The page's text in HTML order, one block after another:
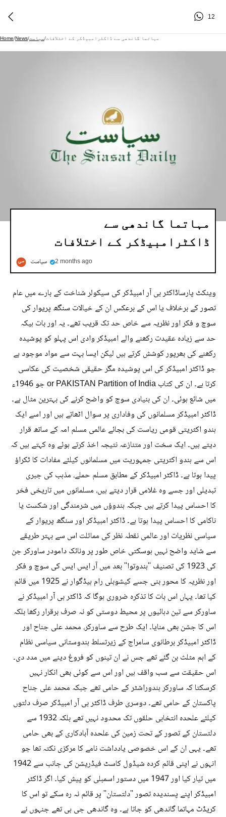
12
Home/News/سیاست/مہاتما گاندھی سے ڈاکٹرامبیڈکر کے اختلافات
مہاتما گاندھی سے
ڈاکٹرامبیڈکر کے اختلافات
سیاست 2 months ago
وینکٹ پارساڈاکٹر بی آر امبیڈکر کی سیکولر شناخت کے بارے میں عام
تصور کے برخلاف یا اس کے برعکس ان کے خیالات سنگھ پریوار کی
سوچ و فکر اور نظریہ سے خاص حد تک قریب تھے۔ یہ اور بات ہیکہ
حد سے زیادہ عقیدت رکھنے والے امبیڈکر وادی اس پہلو کو پوشیدہ
رکھنے کی بھرپور کوشش کرتے ہیں لیکن ایسا بہت سے مواد موجود ہے
جو ڈاکٹر امبیڈکر کی اس پوشیدہ مگر حقیقی شخصیت کی عکاسی
کرتا ہے۔ ان کی کتاب or PAKISTAN Partition of India جو 1946ء
میں شائع ہوئی۔ ان کی بنیادی سوچ کو واضح کرنے کی بہترین مثال ہے۔
ڈاکٹر امبیڈکر مسلمانوں کی وفاداری پر سوال اٹھاتے ہیں اور اسے ایک
ہندو اکثریتی قومی ریاست کی بجائے عالمی مسلم امہ کے ساتھ قرار
دیتے ہیں۔ ایک سخت اور متنازعہ نتیجہ اخذ کرتے ہوئے وہ کہتے ہیں کہ
اس سے ہندو اکثریتی جمہوریت میں مسلمانوں کیلئے مفادات کا ٹکراؤ
پیدا ہوتا ہے۔ ڈاکٹر امبیڈکر کے مطابق مسلم حملے، مذہب کی جبری
تبدیلی اور جسے وہ غلامی قرار دیتے ہیں، مسلمانوں میں تاریخی فخر
کا احساس پیدا کرتے ہیں جبکہ ہندوؤں میں شرمندگی اور شکست یا
ناکامی کا احساس پیدا ہوتا ہے۔ ڈاکٹر امبیڈکر اور سنگھ پریوار کے
سیاسی نظریات اور عالمی نقطہ نظر کی مماثلت اس سے بہتر طریقے
سے شاید واضح نہیں ہوسکتی خاص طور پر ونائک دامودر ساورکر جن
کی 1923 کی تصنیف ''ہندوتوا'' بعد میں آر ایس ایس کی سوچ و فکر
اور نظریہ کا محور بنی جسے کیشوبلی رام ہیڈگوار نے 1925 میں قائم
کیا تھا۔ یہاں اس بات کا تذکرہ ضروری ہوگا کہ ڈاکٹر بی آر امبیڈکر نے
ساورکر سے تین دہائیوں پر محیط دوستی کو نہ صرف برقرار رکھا بلکہ
اس کا جشن بھی منایا۔ ایک طرح سے ساورکر، محمد علی جناح اور
ڈاکٹر امبیڈکر برطانوی سامراج کے زیرتسلط ہندوستانی سیاسی نظام
کے اہم مثلث بن گئے تھے جس نے ان تینوں کو فروغ دینے میں مدد دی۔
اس حقیقت سے سب واقف ہیں اور اس سے کوئی بھی انکار نہیں
کرسکتا کہ ساورکر ہندوراشٹر کے حامی تھے جبکہ محمد علی جناح
پاکستان کے حامی تھے۔ دوسری طرف ڈاکٹر بی آر امبیڈکر صرف دلتوں
کیلئے علحدہ انتخابی حلقوں تک محدود نہیں تھے بلکہ 1932 سے
دلتستان کے تصور کے تحت زمین کی علحدہ آبادکاری کے بھی حامی
تھے۔ یہی ان کے اس خصوصی یادداشت نامے کا مرکزی نکتہ تھا جو
انہوں نے اپنی قائم کردہ شیڈول کاسٹ فیڈریشن کی جانب سے 1942
میں تیار کیا اور 1947 میں دستور اسمبلی کو پیش کیا۔ اگر ڈاکٹر
امبیڈکر اپنے پسندیدہ تصور ''دلتستان'' پر قائم نہ رہ سکے تو اس کا
کریڈٹ مہاتما گاندھی کو جاتا ہے۔ وہ گاندھی جی ہی تھے جنہوں نے